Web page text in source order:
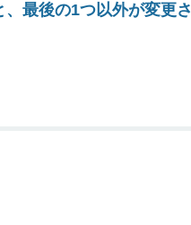
最後の1つ以外が変更さ